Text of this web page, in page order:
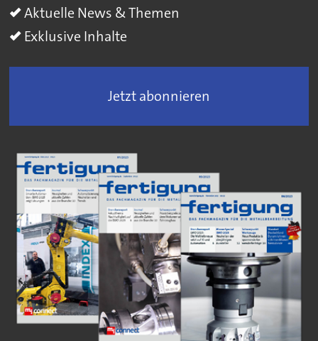
Aktuelle News & Themen
Exklusive Inhalte
Jetzt abonnieren